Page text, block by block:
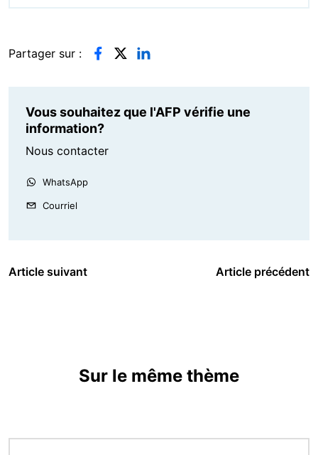
Partager sur :
Vous souhaitez que l'AFP vérifie une
information?
Nous contacter
WhatsApp
Courriel
Article suivant Article précédent
Sur le même thème